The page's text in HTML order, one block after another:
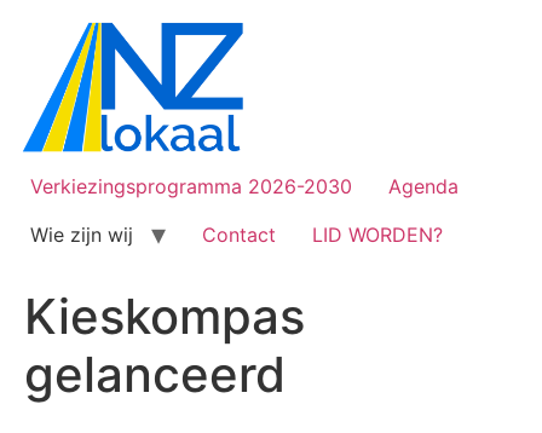
Verkiezingsprogramma 2026-2030
Agenda
Wie zijn wij
Contact LID WORDEN?
Kieskompas
gelanceerd